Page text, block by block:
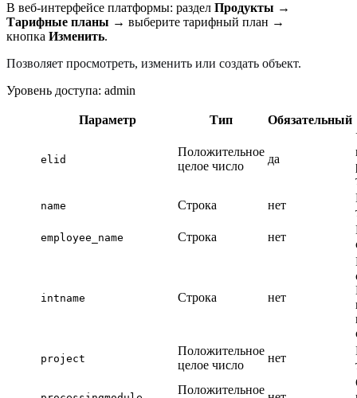
В веб-интерфейсе платформы: раздел Продукты →
Тарифные планы → выберите тарифный план →
кнопка Изменить.
Позволяет просмотреть, изменить или создать объект.
Уровень доступа: admin
Параметр Тип Обязательный
elid
Положительное
целое число
да
name Строка нет
employee_name Строка нет
intname Строка нет
project
Положительное
целое число
нет
Положительное